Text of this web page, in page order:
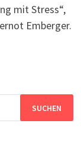
mit Stress“,
Emberger.